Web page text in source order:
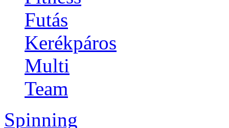
Futás
Kerékpáros
Multi
Team
Spinning